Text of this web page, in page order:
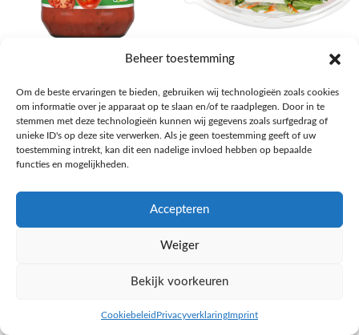
Beheer toestemming
Om de beste ervaringen te bieden, gebruiken wij technologieën zoals cookies
om informatie over je apparaat op te slaan en/of te raadplegen. Door in te
stemmen met deze technologieën kunnen wij gegevens zoals surfgedrag of
unieke ID's op deze site verwerken. Als je geen toestemming geeft of uw
toestemming intrekt, kan dit een nadelige invloed hebben op bepaalde
functies en mogelijkheden.
Accepteren
Weiger
Bekijk voorkeuren
Cookiebeleid PrivacyverklaringImprint
€1,59
NAAR AH
Salades,Pizza, Maaltijden
€3,39
NAAR AH